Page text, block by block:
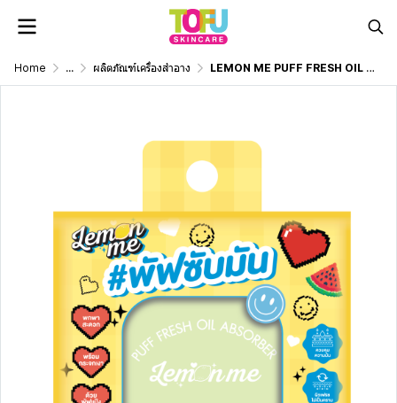
Home ... ผลิตภัณฑ์เครื่องสำอาง LEMON ME PUFF FRESH OIL ADSORBER 80 PCS YELLOW COLOR